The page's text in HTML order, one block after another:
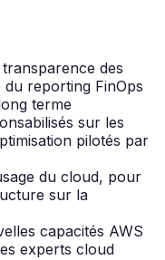
des
reporting FinOps
terme
sur les
pilotés par
du cloud, pour
sur la
capacités AWS
experts cloud